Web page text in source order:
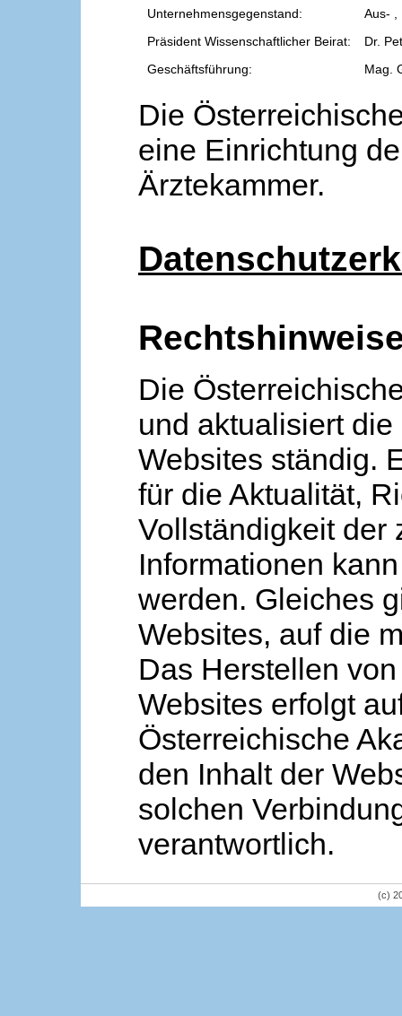
Unternehmensgegenstand:
Aus- ,
Präsident Wissenschaftlicher Beirat:
Dr.
Geschäftsführung:
Mag.
Die
eine Einrichtung
Ärztekammer.
Die
und aktualisiert
Websites ständig.
für die Aktualität,
Vollständigkeit der
Informationen
werden. Gleiches
Websites, auf die
Das Herstellen
Websites erfolgt
Österreichische
den Inhalt der
solchen
verantwortlich.
(c)